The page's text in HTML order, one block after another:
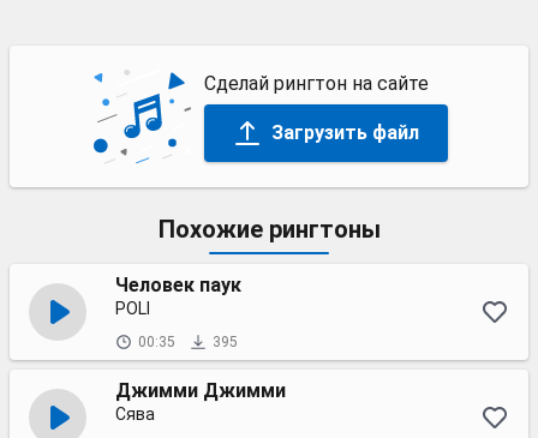
Сделай рингтон на сайте
Загрузить файл
Похожие рингтоны
Человек паук
POLI
00:35 395
Джимми Джимми
Сява